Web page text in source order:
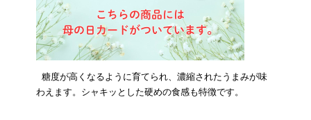
糖度が高くなるように育てられ、濃縮されたうまみが味
わえます。シャキッとした硬めの食感も特徴です。